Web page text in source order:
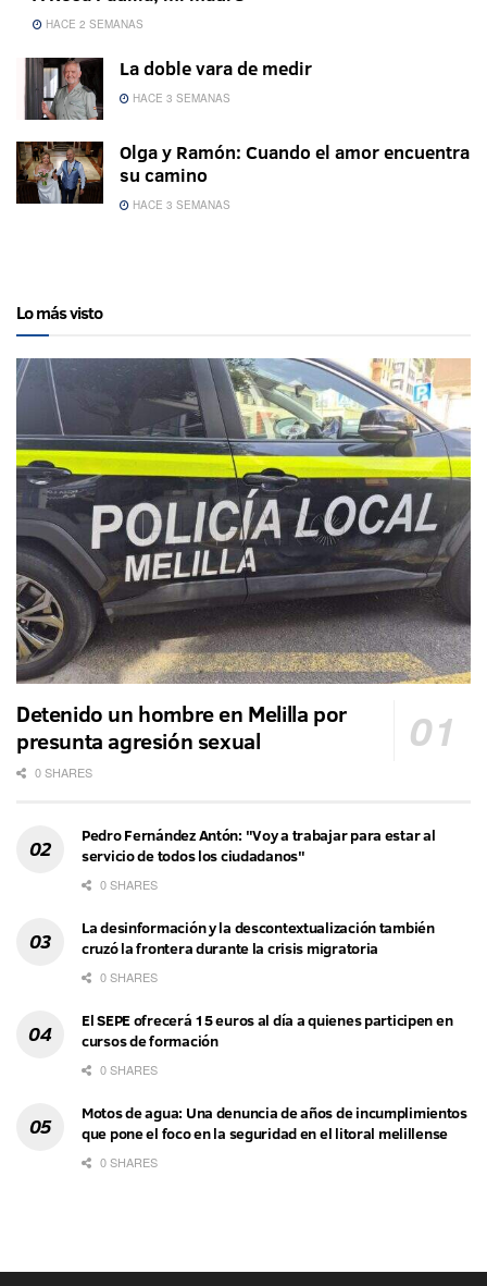
HACE 2 SEMANAS
La doble vara de medir
HACE 3 SEMANAS
Olga y Ramón: Cuando el amor encuentra
su camino
HACE 3 SEMANAS
Lo más visto
Detenido un hombre en Melilla por
presunta agresión sexual
0 SHARES
Pedro Fernández Antón: "Voy a trabajar para estar al
servicio de todos los ciudadanos"
0 SHARES
La desinformación y la descontextualización también
cruzó la frontera durante la crisis migratoria
0 SHARES
El SEPE ofrecerá 15 euros al día a quienes participen en
cursos de formación
0 SHARES
Motos de agua: Una denuncia de años de incumplimientos
que pone el foco en la seguridad en el litoral melillense
0 SHARES